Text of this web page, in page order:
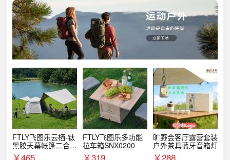
FTLY飞图乐云栖-钛
黑胶天幕帐篷二合一
TMTZ0201
￥465
FTLY飞图乐多功能
拉车箱SNX0200
￥319
旷野会客厅露营套装
户外茶具蓝牙音箱灯
￥288